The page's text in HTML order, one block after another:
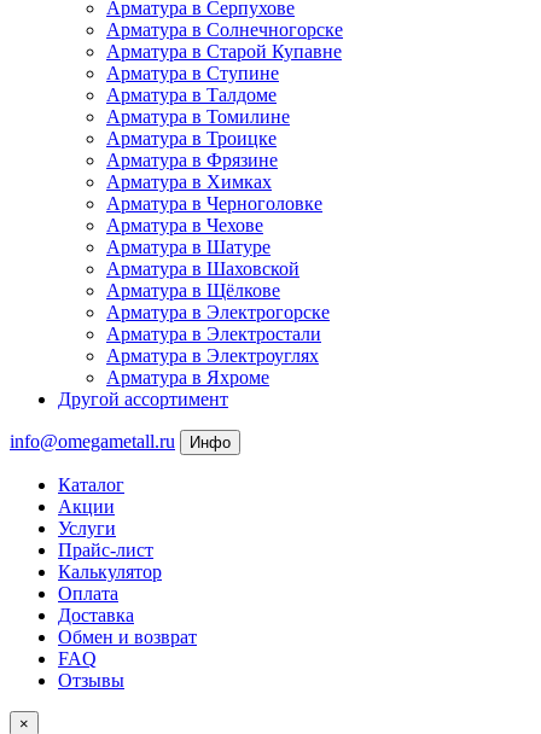
Арматура в Серпухове
Арматура в Солнечногорске
Арматура в Старой Купавне
Арматура в Ступине
Арматура в Талдоме
Арматура в Томилине
Арматура в Троицке
Арматура в Фрязине
Арматура в Химках
Арматура в Черноголовке
Арматура в Чехове
Арматура в Шатуре
Арматура в Шаховской
Арматура в Щёлкове
Арматура в Электрогорске
Арматура в Электростали
Арматура в Электроуглях
Арматура в Яхроме
Другой ассортимент
info@omegametall.ru Инфо
Каталог
Акции
Услуги
Прайс-лист
Калькулятор
Оплата
Доставка
Обмен и возврат
FAQ
Отзывы
×